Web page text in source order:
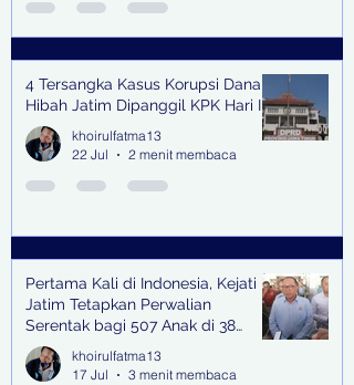
4 Tersangka Kasus Korupsi Dana
Hibah Jatim Dipanggil KPK Hari Ini
khoirulfatma13
22 Jul
2 menit membaca
Pertama Kali di Indonesia, Kejati
Jatim Tetapkan Perwalian
Serentak bagi 507 Anak di 38
Kabupaten & Kota
khoirulfatma13
17 Jul
3 menit membaca